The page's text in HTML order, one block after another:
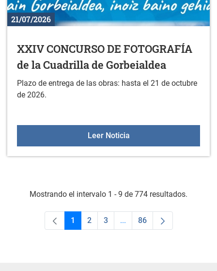
21/07/2026
XXIV CONCURSO DE FOTOGRAFÍA
de la Cuadrilla de Gorbeialdea
Plazo de entrega de las obras: hasta el 21 de octubre
de 2026.
Leer NoticiaXXIV CONCURSO DE
Mostrando el intervalo 1 - 9 de 774 resultados.
Página
1 Página
2 Página
3 ...Páginas intermedias Use
Página
86